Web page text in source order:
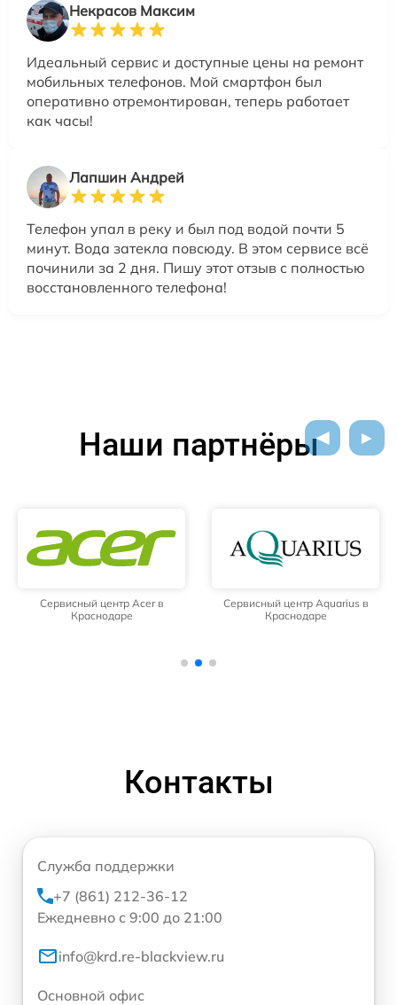
Некрасов Максим
Идеальный сервис и доступные цены на ремонт
мобильных телефонов. Мой смартфон был
оперативно отремонтирован, теперь работает
как часы!
Лапшин Андрей
Телефон упал в реку и был под водой почти 5
минут. Вода затекла повсюду. В этом сервисе всё
починили за 2 дня. Пишу этот отзыв с полностью
восстановленного телефона!
Наши партнёры
Сервисный центр Acer в
Краснодаре
Сервисный центр Aquarius в
Краснодаре
Контакты
Служба поддержки
+7 (861) 212-36-12
Ежедневно с 9:00 до 21:00
info@krd.re-blackview.ru
Основной офис